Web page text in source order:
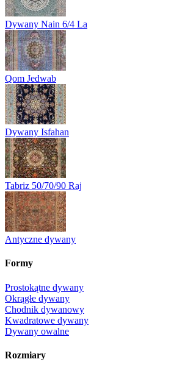
Dywany Nain 6/4 La
Qom Jedwab
Dywany Isfahan
Tabriz 50/70/90 Raj
Antyczne dywany
Formy
Prostokątne dywany
Okrągłe dywany
Chodnik dywanowy
Kwadratowe dywany
Dywany owalne
Rozmiary